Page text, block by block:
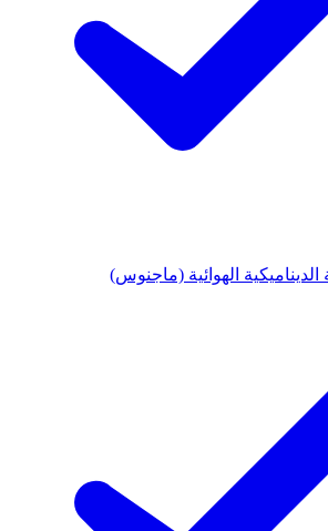
الديناميكية الهوائية (ماجنوس)